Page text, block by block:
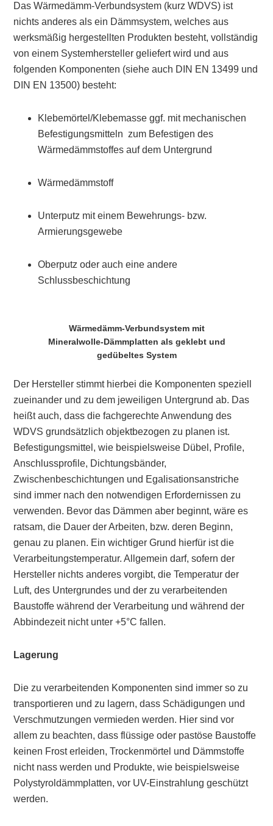
Das Wärmedämm-Verbundsystem (kurz WDVS) ist
nichts anderes als ein Dämmsystem, welches aus
werksmäßig hergestellten Produkten besteht, vollständig
von einem Systemhersteller geliefert wird und aus
folgenden Komponenten (siehe auch DIN EN 13499 und
DIN EN 13500) besteht:
Klebemörtel/Klebemasse ggf. mit mechanischen
Befestigungsmitteln zum Befestigen des
Wärmedämmstoffes auf dem Untergrund
Wärmedämmstoff
Unterputz mit einem Bewehrungs- bzw.
Armierungsgewebe
Oberputz oder auch eine andere
Schlussbeschichtung
Wärmedämm-Verbundsystem mit
Mineralwolle-Dämmplatten als geklebt und
gedübeltes System
Der Hersteller stimmt hierbei die Komponenten speziell
zueinander und zu dem jeweiligen Untergrund ab. Das
heißt auch, dass die fachgerechte Anwendung des
WDVS grundsätzlich objektbezogen zu planen ist.
Befestigungsmittel, wie beispielsweise Dübel, Profile,
Anschlussprofile, Dichtungsbänder,
Zwischenbeschichtungen und Egalisationsanstriche
sind immer nach den notwendigen Erfordernissen zu
verwenden. Bevor das Dämmen aber beginnt, wäre es
ratsam, die Dauer der Arbeiten, bzw. deren Beginn,
genau zu planen. Ein wichtiger Grund hierfür ist die
Verarbeitungstemperatur. Allgemein darf, sofern der
Hersteller nichts anderes vorgibt, die Temperatur der
Luft, des Untergrundes und der zu verarbeitenden
Baustoffe während der Verarbeitung und während der
Abbindezeit nicht unter +5°C fallen.
Lagerung
Die zu verarbeitenden Komponenten sind immer so zu
transportieren und zu lagern, dass Schädigungen und
Verschmutzungen vermieden werden. Hier sind vor
allem zu beachten, dass flüssige oder pastöse Baustoffe
keinen Frost erleiden, Trockenmörtel und Dämmstoffe
nicht nass werden und Produkte, wie beispielsweise
Polystyroldämmplatten, vor UV-Einstrahlung geschützt
werden.